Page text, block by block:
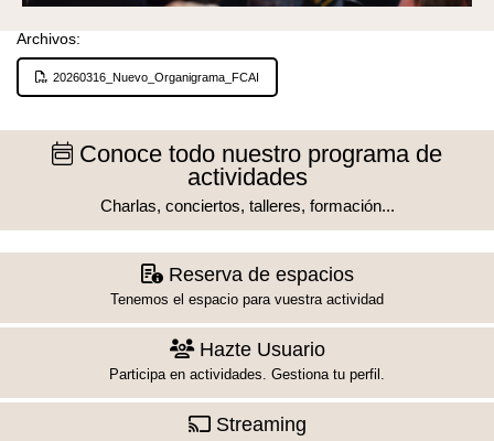
Archivos:
20260316_Nuevo_Organigrama_FCAI
Conoce todo nuestro programa de
actividades
Charlas, conciertos, talleres, formación...
Reserva de espacios
Tenemos el espacio para vuestra actividad
Hazte Usuario
Participa en actividades. Gestiona tu perfil.
Streaming